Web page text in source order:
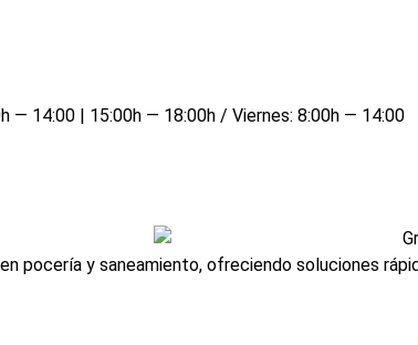
— 14:00 | 15:00h — 18:00h / Viernes: 8:00h — 14:00
pocería y saneamiento, ofreciendo soluciones